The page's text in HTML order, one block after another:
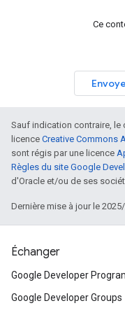
Ce
Sauf indication contraire, le
licence Creative Commons
sont régis par une licence
Règles du site Google
d'Oracle et/ou de ses
Dernière mise à jour le
Échanger
Google Developer
Google Developer Groups